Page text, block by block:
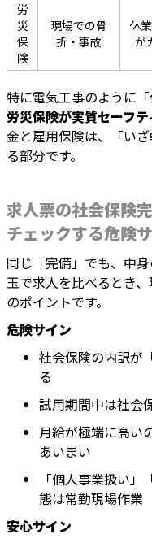
労
災
保
険
現場での骨
折・事故
休
が
特に電気工事のように
労災保険が実質セーフ
金と雇用保険は、「い
る部分です。
求人票の社会保険
チェックする危険
同じ「完備」でも、中
玉で求人を比べるとき
のポイントです。
危険サイン
社会保険の内訳が
る
試用期間中は社会
月給が極端に高い
あいまい
「個人事業扱い
態は常勤現場作業
安心サイン